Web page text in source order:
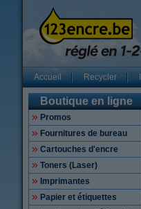
Accueil Recycler
Boutique en ligne
Promos
Fournitures de bureau
Cartouches d'encre
Toners (Laser)
Imprimantes
Papier et étiquettes